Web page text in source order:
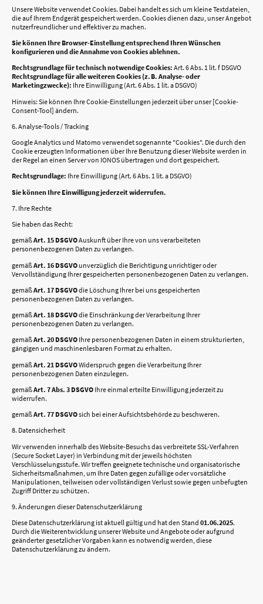
Unsere Website verwendet Cookies. Dabei handelt es sich um kleine Textdateien,
die auf Ihrem Endgerät gespeichert werden. Cookies dienen dazu, unser Angebot
nutzerfreundlicher und effektiver zu machen.
Sie können Ihre Browser-Einstellung entsprechend Ihren Wünschen
konfigurieren und die Annahme von Cookies ablehnen.
Rechtsgrundlage für technisch notwendige Cookies: Art. 6 Abs. 1 lit. f DSGVO
Rechtsgrundlage für alle weiteren Cookies (z. B. Analyse- oder
Marketingzwecke): Ihre Einwilligung (Art. 6 Abs. 1 lit. a DSGVO)
Hinweis: Sie können Ihre Cookie-Einstellungen jederzeit über unser [Cookie-
Consent-Tool] ändern.
6. Analyse-Tools / Tracking
Google Analytics und Matomo verwendet sogenannte "Cookies". Die durch den
Cookie erzeugten Informationen über Ihre Benutzung dieser Website werden in
der Regel an einen Server von IONOS übertragen und dort gespeichert.
Rechtsgrundlage: Ihre Einwilligung (Art. 6 Abs. 1 lit. a DSGVO)
Sie können Ihre Einwilligung jederzeit widerrufen.
7. Ihre Rechte
Sie haben das Recht:
gemäßArt. 15 DSGVOAuskunft über Ihre von uns verarbeiteten
personenbezogenen Daten zu verlangen.
gemäßArt. 16 DSGVO unverzüglich die Berichtigung unrichtiger oder
Vervollständigung Ihrer gespeicherten personenbezogenen Daten zu verlangen.
gemäßArt. 17 DSGVOdie Löschung Ihrer bei uns gespeicherten
personenbezogenen Daten zu verlangen.
gemäßArt. 18 DSGVOdie Einschränkung der Verarbeitung Ihrer
personenbezogenen Daten zu verlangen.
gemäßArt. 20 DSGVO Ihre personenbezogenen Daten in einem strukturierten,
gängigen und maschinenlesbaren Format zu erhalten.
gemäßArt. 21 DSGVOWiderspruch gegen die Verarbeitung Ihrer
personenbezogenen Daten einzulegen.
gemäßArt. 7 Abs. 3 DSGVO Ihre einmal erteilte Einwilligung jederzeit zu
widerrufen.
gemäßArt. 77 DSGVOsich bei einer Aufsichtsbehörde zu beschweren.
8. Datensicherheit
Wir verwenden innerhalb des Website-Besuchs das verbreitete SSL-Verfahren
(Secure Socket Layer) in Verbindung mit der jeweils höchsten
Verschlüsselungsstufe. Wir treffen geeignete technische und organisatorische
Sicherheitsmaßnahmen, um Ihre Daten gegen zufällige oder vorsätzliche
Manipulationen, teilweisen oder vollständigen Verlust sowie gegen unbefugten
Zugriff Dritter zu schützen.
9. Änderungen dieser Datenschutzerklärung
Diese Datenschutzerklärung ist aktuell gültig und hat den Stand 01.06.2025.
Durch die Weiterentwicklung unserer Website und Angebote oder aufgrund
geänderter gesetzlicher Vorgaben kann es notwendig werden, diese
Datenschutzerklärung zu ändern.